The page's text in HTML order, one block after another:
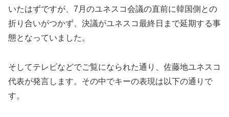
いたはずですが、7月のユネスコ会議の直前に韓国側との
折り合いがつかず、決議がユネスコ最終日まで延期する事
態となっていました。
そしてテレビなどでご覧になられた通り、佐藤地ユネスコ
代表が発言します。その中でキーの表現は以下の通りで
す。